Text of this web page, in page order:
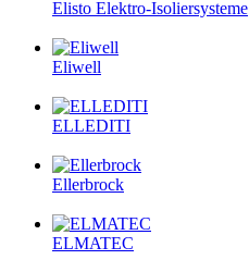
Elisto Elektro-Isoliersysteme
Eliwell
ELLEDITI
Ellerbrock
ELMATEC